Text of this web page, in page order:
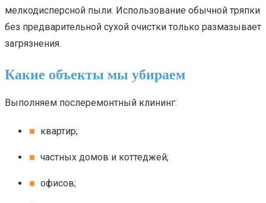
мелкодисперсной пыли. Использование обычной тряпки
без предварительной сухой очистки только размазывает
загрязнения.
Какие объекты мы убираем
Выполняем послеремонтный клининг:
квартир;
частных домов и коттеджей;
офисов;